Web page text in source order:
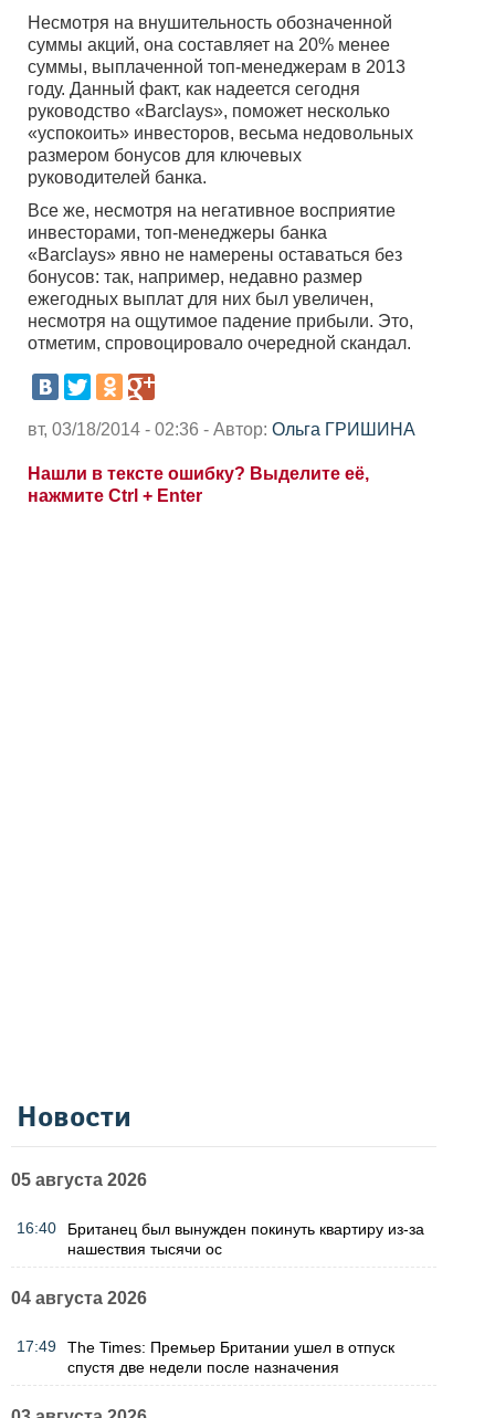
Несмотря на внушительность обозначенной
суммы акций, она составляет на 20% менее
суммы, выплаченной топ-менеджерам в 2013
году. Данный факт, как надеется сегодня
руководство «Barclays», поможет несколько
«успокоить» инвесторов, весьма недовольных
размером бонусов для ключевых
руководителей банка.
Все же, несмотря на негативное восприятие
инвесторами, топ-менеджеры банка
«Barclays» явно не намерены оставаться без
бонусов: так, например, недавно размер
ежегодных выплат для них был увеличен,
несмотря на ощутимое падение прибыли. Это,
отметим, спровоцировало очередной скандал.
вт, 03/18/2014 - 02:36 - Автор: Ольга ГРИШИНА
Нашли в тексте ошибку? Выделите её,
нажмите Ctrl + Enter
Новости
05 августа 2026
16:40
Британец был вынужден покинуть квартиру из-за
нашествия тысячи ос
04 августа 2026
17:49
The Times: Премьер Британии ушел в отпуск
спустя две недели после назначения